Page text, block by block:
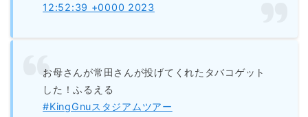
12:52:39 +0000 2023
お母さんが常田さんが投げてくれたタバコゲット
した！ふるえる
#KingGnuスタジアムツアー